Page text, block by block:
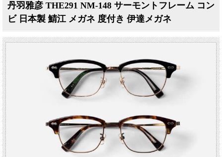
丹羽雅彦 THE291 NM-148 サーモントフレーム コン
ビ 日本製 鯖江 メガネ 度付き 伊達メガネ